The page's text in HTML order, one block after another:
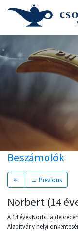
Beszámolók
⇠ ← Previous
Norbert (14
A 14 éves Norbit a
Alapítvány helyi